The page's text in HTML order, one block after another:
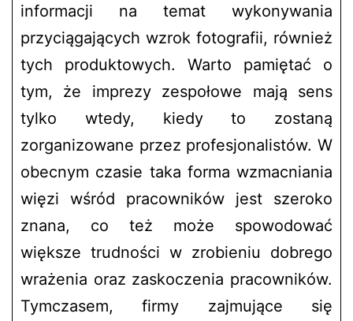
informacji na temat wykonywania
przyciągających wzrok fotografii, również
tych produktowych. Warto pamiętać o
tym, że imprezy zespołowe mają sens
tylko wtedy, kiedy to zostaną
zorganizowane przez profesjonalistów. W
obecnym czasie taka forma wzmacniania
więzi wśród pracowników jest szeroko
znana, co też może spowodować
większe trudności w zrobieniu dobrego
wrażenia oraz zaskoczenia pracowników.
Tymczasem, firmy zajmujące się